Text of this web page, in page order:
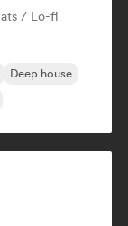
/ Lo-fi
Deep house